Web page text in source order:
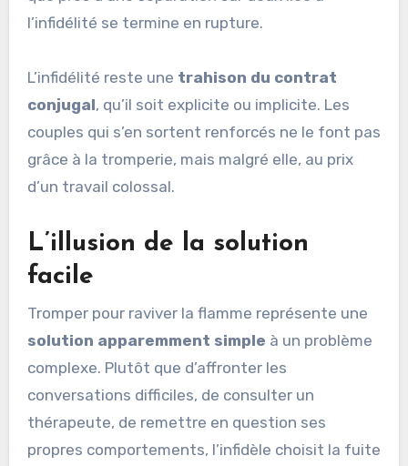
l’infidélité se termine en rupture.
L’infidélité reste une trahison du contrat
conjugal, qu’il soit explicite ou implicite. Les
couples qui s’en sortent renforcés ne le font pas
grâce à la tromperie, mais malgré elle, au prix
d’un travail colossal.
L’illusion de la solution
facile
Tromper pour raviver la flamme représente une
solution apparemment simple à un problème
complexe. Plutôt que d’affronter les
conversations difficiles, de consulter un
thérapeute, de remettre en question ses
propres comportements, l’infidèle choisit la fuite